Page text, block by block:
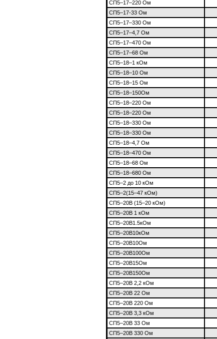
СП5–17–220 Ом
СП5–17-33 Ом
СП5–17–330 Ом
СП5–17–4,7 Ом
СП5–17–470 Ом
СП5–17–68 Ом
СП5–18–1 кОм
СП5–18–10 Ом
СП5–18–15 Ом
СП5–18–150Ом
СП5–18–220 Ом
СП5–18–220 Ом
СП5–18–330 Ом
СП5–18–330 Ом
СП5–18–4,7 Ом
СП5–18–470 Ом
СП5–18–68 Ом
СП5–18–680 Ом
СП5–2 до 10 кОм
СП5–2(15–47 кОм)
СП5–20В (15–20 кОм)
СП5–20В 1 кОм
СП5–20В1.5кОм
СП5–20В10кОм
СП5–20В10Ом
СП5–20В100Ом
СП5–20В15Ом
СП5–20В150Ом
СП5–20В 2,2 кОм
СП5–20В 22 Ом
СП5–20В 220 Ом
СП5–20В 3,3 кОм
СП5–20В 33 Ом
СП5–20В 330 Ом